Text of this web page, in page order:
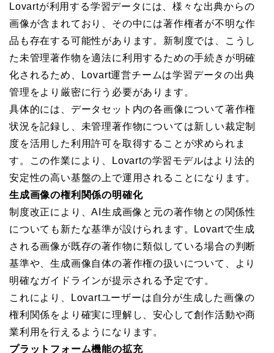
Lovartが利用する学習データには、様々な出典からの
画像が含まれており、その中には著作権者が不明な作
品も存在する可能性があります。新制度では、こうし
た未管理著作物を適法に利用するための手続きが明確
化されるため、Lovart運営チームは学習データの出典
管理をより厳密に行う必要があります。
具体的には、データセット内の各画像について著作権
状況を記録し、未管理著作物については新しい裁定制
度を活用した利用許可を取得することが求められま
す。この作業により、Lovartの学習モデルはより法的
安定性の高い基盤の上で運用されることになります。
生成画像の権利関係の明確化
制度改正により、AI生成画像と元の著作物との関係性
についても新たな基準が設けられます。Lovartで生成
される画像が既存の著作物に類似している場合の判断
基準や、生成画像自体の著作権の扱いについて、より
明確なガイドラインが提示される予定です。
これにより、Lovartユーザーは自分が生成した画像の
権利関係をより確実に理解し、安心して創作活動や商
業利用を行えるようになります。
プラットフォーム機能の拡充